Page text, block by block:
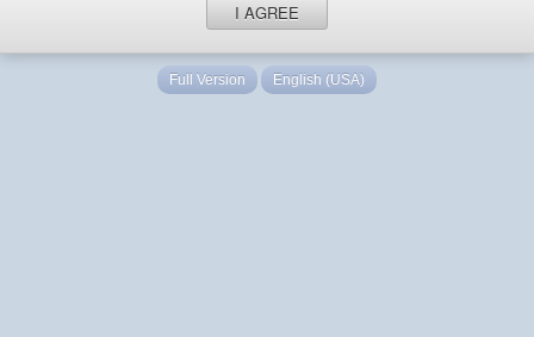
I AGREE
Full Version English (USA)